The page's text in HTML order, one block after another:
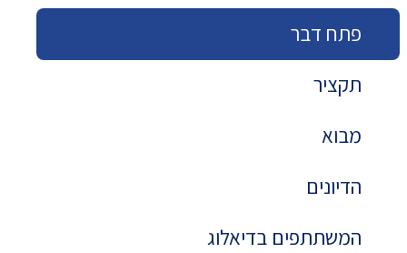
פתח דבר
תקציר
מבוא
הדיונים
המשתתפים בדיאלוג